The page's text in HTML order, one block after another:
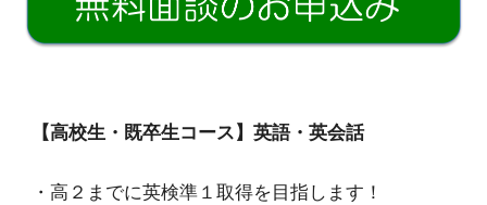
【高校生・既卒生コース】英語・英会話
・高２ までに英検準１取得を目指します ！